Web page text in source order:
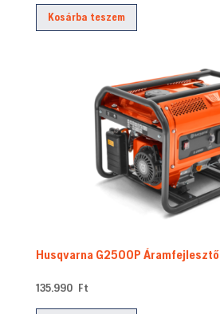
Kosárba teszem
Husqvarna G2500P Áramfejlesztő
135.990 Ft